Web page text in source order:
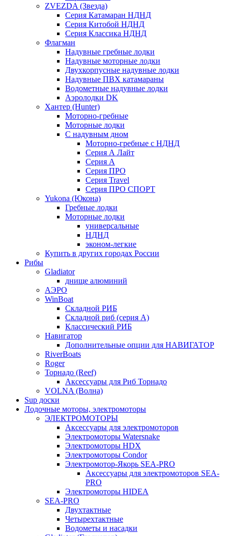
ZVEZDA (Звезда)
Серия Катамаран НДНД
Серия Китобой НДНД
Серия Классика НДНД
Флагман
Надувные гребные лодки
Надувные моторные лодки
Двухкорпусные надувные лодки
Надувные ПВХ катамараны
Водометные надувные лодки
Аэролодки DK
Хантер (Hunter)
Моторно-гребные
Моторные лодки
С надувным дном
Моторно-гребные с НДНД
Серия А Лайт
Серия А
Серия ПРО
Серия Travel
Серия ПРО СПОРТ
Yukona (Юкона)
Гребные лодки
Моторные лодки
универсальные
НДНД
эконом-легкие
Купить в других городах России
Рибы
Gladiator
днище алюминий
АЭРО
WinBoat
Складной РИБ
Складной риб (серия А)
Классический РИБ
Навигатор
Дополнительные опции для НАВИГАТОР
RiverBoats
Roger
Торнадо (Reef)
Аксессуары для Риб Торнадо
VOLNA (Волна)
Sup доски
Лодочные моторы, электромоторы
ЭЛЕКТРОМОТОРЫ
Аксессуары для электромоторов
Электромоторы Watersnake
Электромоторы HDX
Электромоторы Condor
Электромотор-Якорь SEA-PRO
Аксессуары для электромоторов SEA-
PRO
Электромоторы HIDEA
SEA-PRO
Двухтактные
Четырехтактные
Водометы и насадки